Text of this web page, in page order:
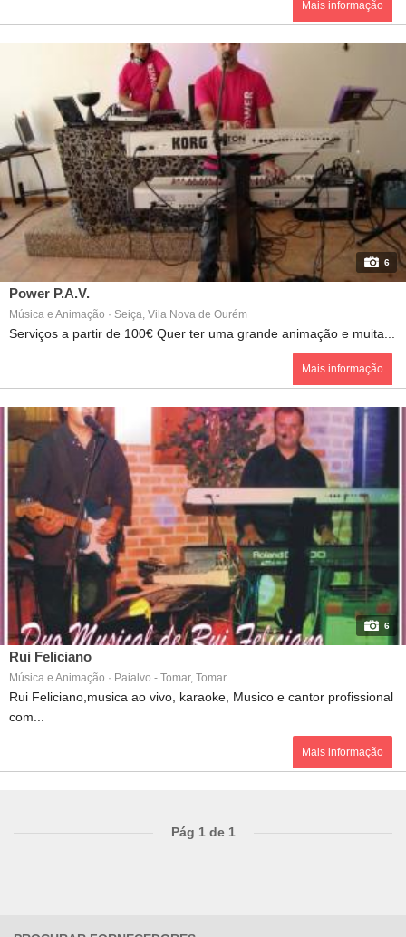
Mais informação
6
Power P.A.V.
Música e Animação · Seiça, Vila Nova de Ourém
Serviços a partir de 100€ Quer ter uma grande animação e muita...
Mais informação
6
Rui Feliciano
Música e Animação · Paialvo - Tomar, Tomar
Rui Feliciano,musica ao vivo, karaoke, Musico e cantor profissional
com...
Mais informação
Pág 1 de 1